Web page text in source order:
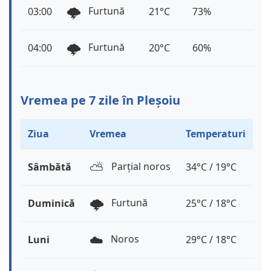
03:00 🌩️ Furtună 21°C 73%
04:00 🌩️ Furtună 20°C 60%
Vremea pe 7 zile în Pleșoiu
Ziua Vremea Temperaturi
Sâmbătă ⛅️ Parțial noros 34°C / 19°C
Duminică 🌩️ Furtună 25°C / 18°C
Luni ☁️ Noros 29°C / 18°C